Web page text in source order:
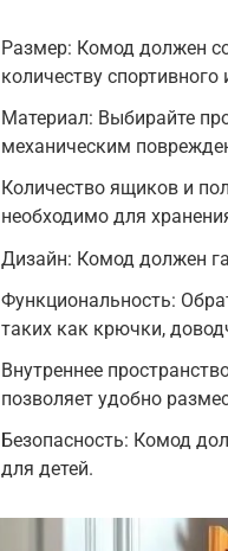
Размер: Комод должен
количеству спортивного
Материал: Выбирайте
механическим
Количество ящиков и
необходимо для
Дизайн: Комод должен
Функциональность:
таких как крючки,
Внутреннее
позволяет удобно
Безопасность: Комод
для детей.